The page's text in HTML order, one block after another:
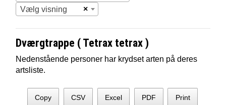
×
Vælg visning
Dværgtrappe ( Tetrax tetrax )
Nedenstående personer har krydset arten på deres
artsliste.
Copy CSV Excel PDF Print